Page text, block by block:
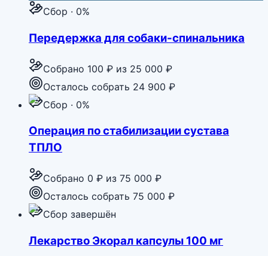
Сбор · 0%
Передержка для собаки-спинальника
Собрано 100 ₽ из 25 000 ₽
Осталось собрать 24 900 ₽
Сбор · 0%
Операция по стабилизации сустава
ТПЛО
Собрано 0 ₽ из 75 000 ₽
Осталось собрать 75 000 ₽
Сбор завершён
Лекарство Экорал капсулы 100 мг